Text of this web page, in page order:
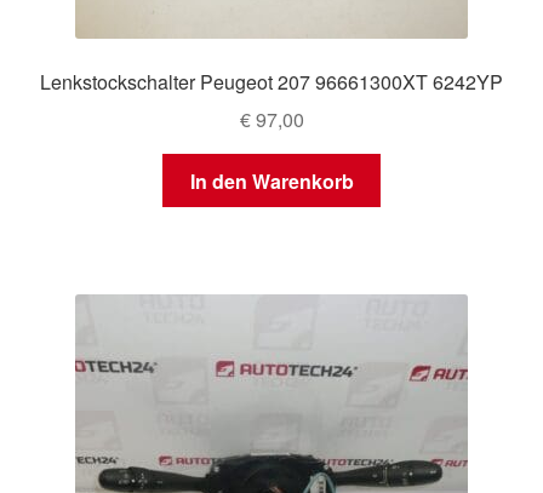
Lenkstockschalter Peugeot 207 96661300XT 6242YP
€97,00
In den Warenkorb